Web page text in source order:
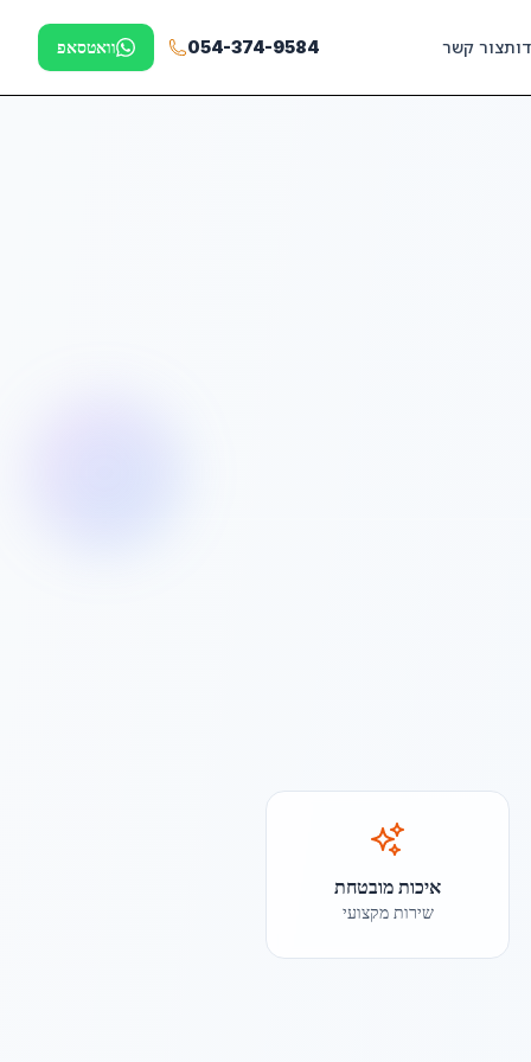
צור קשר 054-374-9584 וואטסאפ
איכות מובטחת
שירות מקצועי